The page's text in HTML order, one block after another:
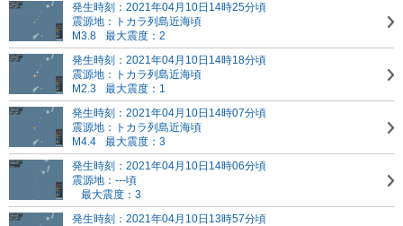
発生時刻：2021年04月10日14時25分頃
震源地：トカラ列島近海頃
M3.8
最大震度：2
発生時刻：2021年04月10日14時18分頃
震源地：トカラ列島近海頃
M2.3
最大震度：1
発生時刻：2021年04月10日14時07分頃
震源地：トカラ列島近海頃
M4.4
最大震度：3
発生時刻：2021年04月10日14時06分頃
震源地：---頃
最大震度：3
発生時刻：2021年04月10日13時57分頃